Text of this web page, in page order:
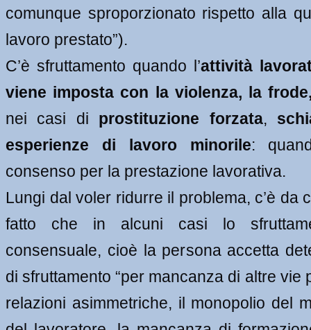
comunque sproporzionato rispetto alla
lavoro prestato”).
C’è sfruttamento quando l’attività
viene imposta con la violenza, la
nei casi di prostituzione forzata,
esperienze di lavoro minorile:
consenso per la prestazione lavorativa.
Lungi dal voler ridurre il problema, c’è da
fatto che in alcuni casi lo
consensuale, cioè la persona accetta
di sfruttamento “per mancanza di altre vie
relazioni asimmetriche, il monopolio del